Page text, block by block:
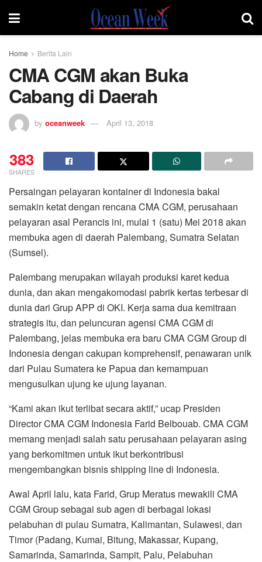
Home Berita Lain
CMA CGM akan Buka
Cabang di Daerah
by oceanweek April 13, 2018
383
SHARES
Persaingan pelayaran kontainer di Indonesia bakal
semakin ketat dengan rencana CMA CGM, perusahaan
pelayaran asal Perancis ini, mulai 1 (satu) Mei 2018 akan
membuka agen di daerah Palembang, Sumatra Selatan
(Sumsel).
Palembang merupakan wilayah produksi karet kedua
dunia, dan akan mengakomodasi pabrik kertas terbesar di
dunia dari Grup APP di OKI. Kerja sama dua kemitraan
strategis itu, dan peluncuran agensi CMA CGM di
Palembang, jelas membuka era baru CMA CGM Group di
Indonesia dengan cakupan komprehensif, penawaran unik
dari Pulau Sumatera ke Papua dan kemampuan
mengusulkan ujung ke ujung layanan.
“Kami akan ikut terlibat secara aktif,” ucap Presiden
Director CMA CGM Indonesia Farid Belbouab. CMA CGM
memang menjadi salah satu perusahaan pelayaran asing
yang berkomitmen untuk ikut berkontribusi
mengembangkan bisnis shipping line di Indonesia.
Awal April lalu, kata Farid, Grup Meratus mewakili CMA
CGM Group sebagai sub agen di berbagai lokasi
pelabuhan di pulau Sumatra, Kalimantan, Sulawesi, dan
Timor (Padang, Kumai, Bitung, Makassar, Kupang,
Samarinda, Samarinda, Sampit, Palu, Pelabuhan